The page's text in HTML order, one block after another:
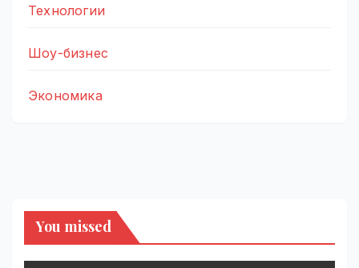
Технологии
Шоу-бизнес
Экономика
You missed